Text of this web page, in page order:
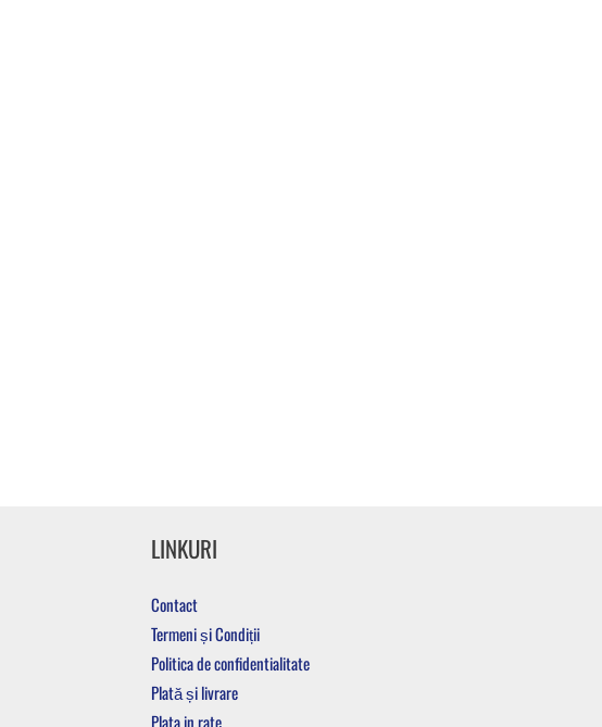
LINKURI
Contact
Termeni și Condiții
Politica de confidentialitate
Plată și livrare
Plata in rate